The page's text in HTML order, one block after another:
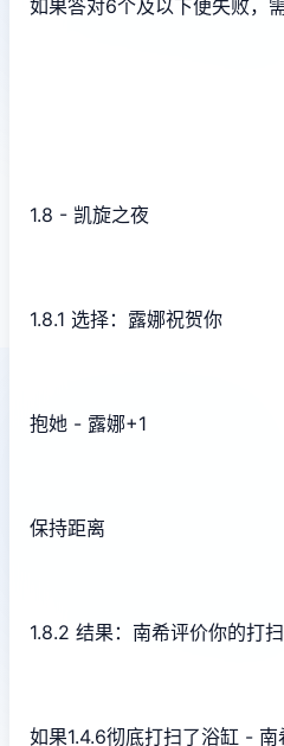
如果答对6个及以下便失败，
1.8 - 凯旋之夜
1.8.1 选择：露娜祝贺你
抱她 - 露娜+1
保持距离
1.8.2 结果：南希评价你的打扫
如果1.4.6彻底打扫了浴缸 - 南